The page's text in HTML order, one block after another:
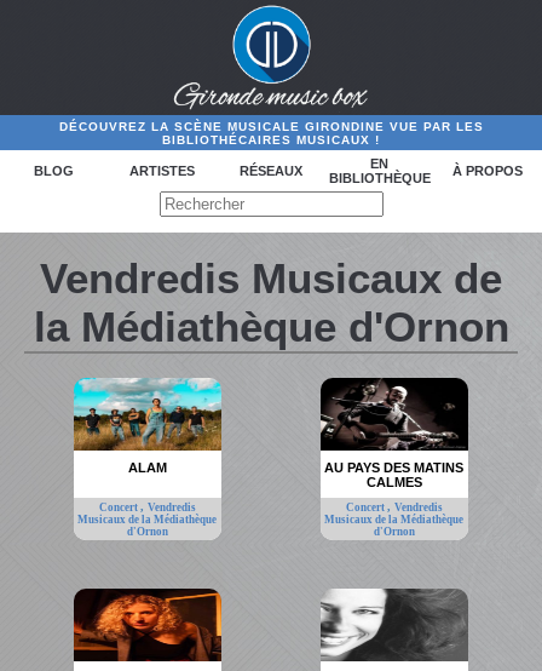
DÉCOUVREZ LA SCÈNE MUSICALE GIRONDINE VUE PAR LES
BIBLIOTHÉCAIRES MUSICAUX !
BLOG ARTISTES RÉSEAUX
EN
BIBLIOTHÈQUE
À PROPOS
Vendredis Musicaux de
la Médiathèque d'Ornon
ALAM
Concert , Vendredis
Musicaux de la Médiathèque
d'Ornon
AU PAYS DES MATINS
CALMES
Concert , Vendredis
Musicaux de la Médiathèque
d'Ornon